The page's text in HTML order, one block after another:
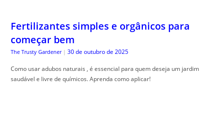
Fertilizantes simples e orgânicos para
começar bem
The Trusty Gardener | 30 de outubro de 2025
Como usar adubos naturais , é essencial para quem deseja um jardim
saudável e livre de químicos. Aprenda como aplicar!